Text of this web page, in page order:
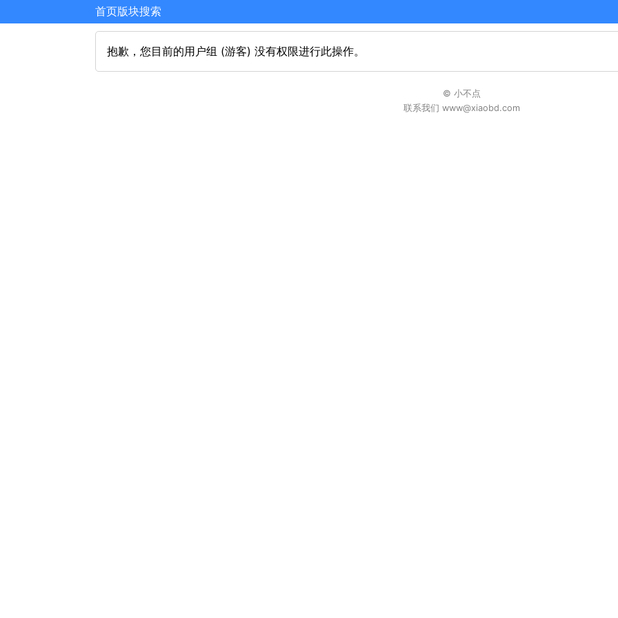
首页版块搜索
抱歉，您目前的用户组 (游客) 没有权限进行此操作。
© 小不点
联系我们 www@xiaobd.com